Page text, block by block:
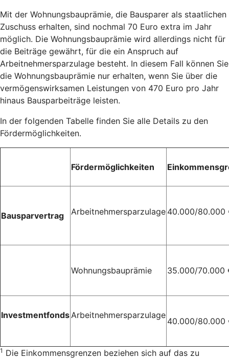
Mit der Wohnungsbauprämie, die Bausparer als staatlichen
Zuschuss erhalten, sind nochmal 70 Euro extra im Jahr
möglich. Die Wohnungsbauprämie wird allerdings nicht für
die Beiträge gewährt, für die ein Anspruch auf
Arbeitnehmersparzulage besteht. In diesem Fall können Sie
die Wohnungsbauprämie nur erhalten, wenn Sie über die
vermögenswirksamen Leistungen von 470 Euro pro Jahr
hinaus Bausparbeiträge leisten.
In der folgenden Tabelle finden Sie alle Details zu den
Fördermöglichkeiten.
Fördermöglichkeiten
Bausparvertrag Arbeitnehmersparzulage 40.000/80.000
Wohnungsbauprämie 35.000/70.000
Investmentfonds Arbeitnehmersparzulage
40.000/80.000
1 Die Einkommensgrenzen beziehen sich auf das zu